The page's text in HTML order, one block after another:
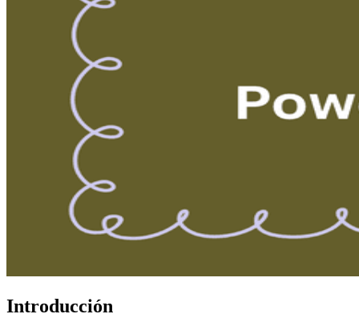
Introducción